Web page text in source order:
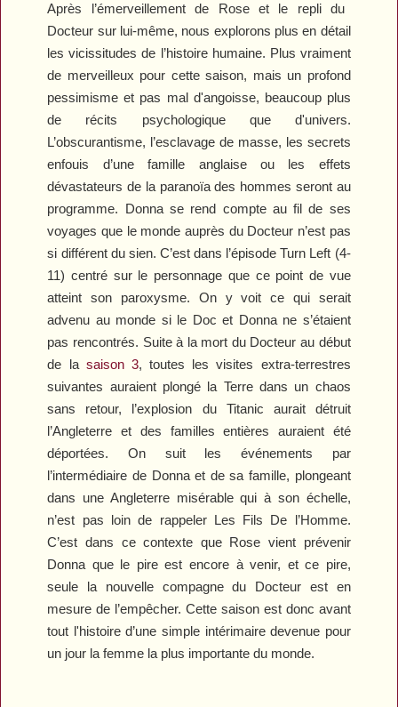
Après l’émerveillement de Rose et le repli du
Docteur sur lui-même, nous explorons plus en détail
les vicissitudes de l’histoire humaine. Plus vraiment
de merveilleux pour cette saison, mais un profond
pessimisme et pas mal d'angoisse, beaucoup plus
de récits psychologique que d'univers.
L’obscurantisme, l’esclavage de masse, les secrets
enfouis d’une famille anglaise ou les effets
dévastateurs de la paranoïa des hommes seront au
programme. Donna se rend compte au fil de ses
voyages que le monde auprès du Docteur n’est pas
si différent du sien. C’est dans l’épisodeTurn Left (4-
11) centré sur le personnage que ce point de vue
atteint son paroxysme. On y voit ce qui serait
advenu au monde si le Doc et Donna ne s’étaient
pas rencontrés. Suite à la mort du Docteur au début
de la saison 3, toutes les visites extra-terrestres
suivantes auraient plongé la Terre dans un chaos
sans retour, l’explosion du Titanic aurait détruit
l’Angleterre et des familles entières auraient été
déportées. On suit les événements par
l’intermédiaire de Donna et de sa famille, plongeant
dans une Angleterre misérable qui à son échelle,
n’est pas loin de rappeler Les Fils De l’Homme.
C’est dans ce contexte que Rose vient prévenir
Donna que le pire est encore à venir, et ce pire,
seule la nouvelle compagne du Docteur est en
mesure de l’empêcher. Cette saison est donc avant
tout l'histoire d’une simple intérimaire devenue pour
un jour la femme la plus importante du monde.